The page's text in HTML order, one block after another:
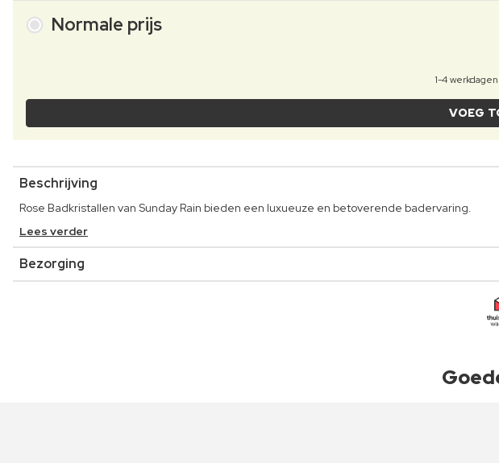
Normale prijs
1-4
VOEG
Beschrijving
Rose Badkristallen van Sunday Rain bieden een luxueuze en betoverende badervaring.
Lees verder
Bezorging